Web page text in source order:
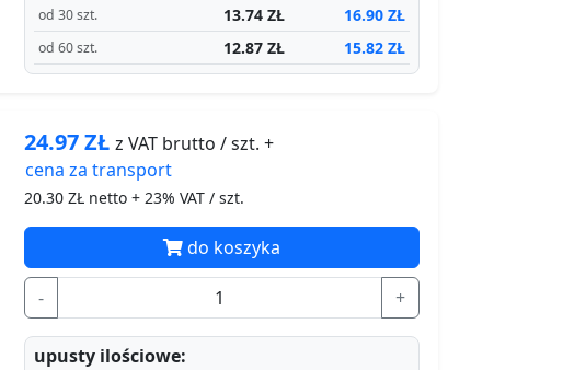
od 30 szt. 13.74 ZŁ 16.90 ZŁ
od 60 szt. 12.87 ZŁ 15.82 ZŁ
24.97ZŁz VAT brutto / szt. +
cena za transport
20.30 ZŁ netto + 23% VAT / szt.
- +
do koszyka
upusty ilościowe: